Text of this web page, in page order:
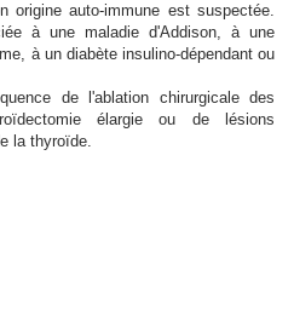
origine auto-immune est suspectée.
à une maladie d'Addison, à une
à un diabète insulino-dépendant ou
de l'ablation chirurgicale des
élargie ou de lésions
la thyroïde.